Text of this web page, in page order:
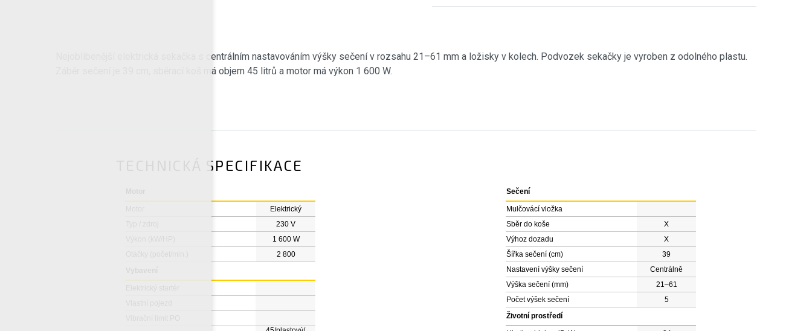
Nejoblíbenější elektrická sekačka s centrálním nastavováním výšky sečení v rozsahu 21–61 mm a ložisky v kolech. Podvozek sekačky je vyroben z odolného plastu.
Záběr sečení je 39 cm, sběrací koš má objem 45 litrů a motor má výkon 1 600 W.
TECHNICKÁ SPECIFIKACE
Elektrický
230 V
1 600 W
2 800
Sečení
Mulčovácí vložka
Sběr do koše
X
Výhoz dozadu
X
Šířka sečení (cm)
39
Nastavení výšky sečení
Centrálně
Výška sečení (mm)
21–61
Počet výšek sečení
5
Životní prostředí